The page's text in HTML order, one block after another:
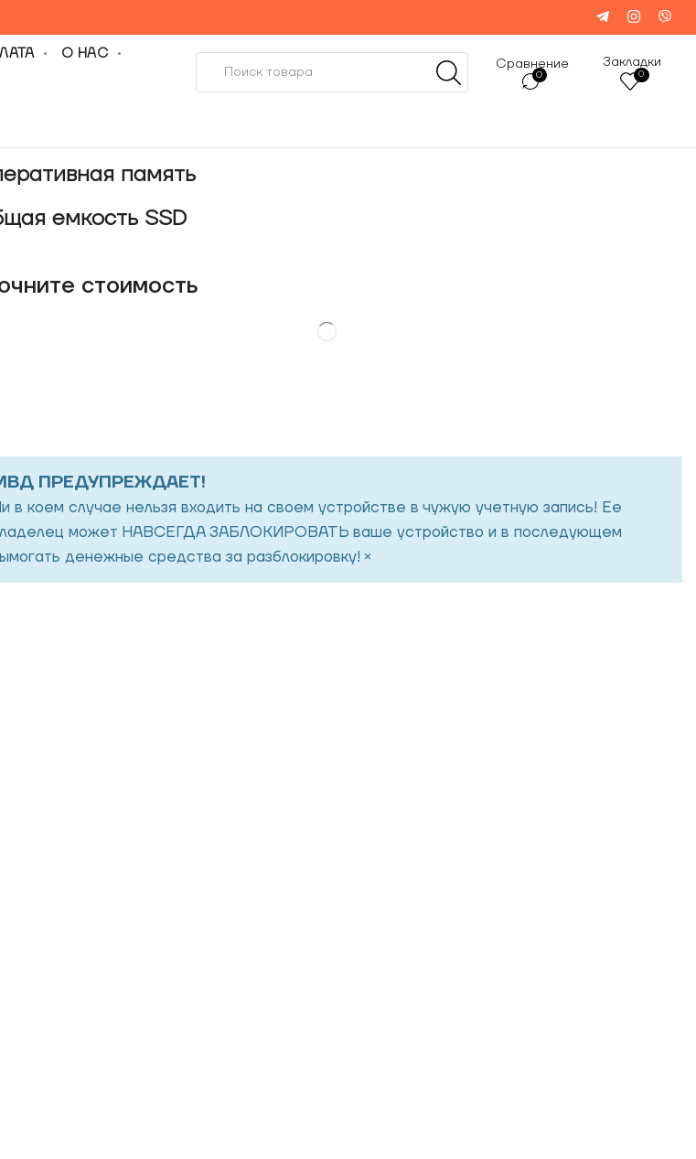
О НАС
Сравнение
0
Закладки
0
память
емкость SSD
стоимость
ПРЕДУПРЕЖДАЕТ!
в коем случае нельзя входить на своем устройстве в чужую учетную запись! Ее
может НАВСЕГДА ЗАБЛОКИРОВАТЬ ваше устройство и в последующем
денежные средства за разблокировку! ×